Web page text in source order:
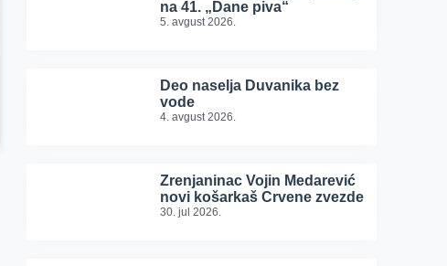
na 41. „Dane piva“
5. avgust 2026.
Deo naselja Duvanika bez
vode
4. avgust 2026.
Zrenjaninac Vojin Medarević
novi košarkaš Crvene zvezde
30. jul 2026.